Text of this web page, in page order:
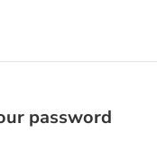
password